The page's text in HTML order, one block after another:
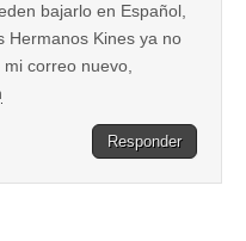
bajarlo en Español,
Hermanos Kines ya no
correo nuevo,
Responder